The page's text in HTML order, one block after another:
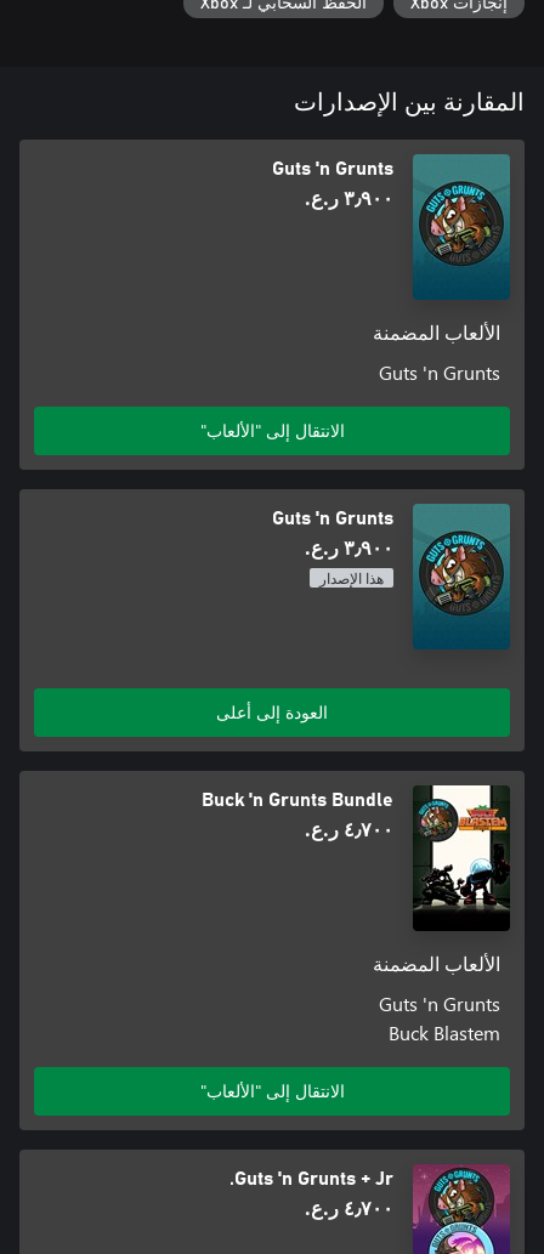
المقارنة بين الإصدارات
Guts 'n Grunts
٣٫٩٠٠ ر.ع.‏
الألعاب المضمنة
Guts 'n Grunts
الانتقال إلى "الألعاب"
Guts 'n Grunts
٣٫٩٠٠ ر.ع.‏
هذا الإصدار
العودة إلى أعلى
Buck 'n Grunts Bundle
٤٫٧٠٠ ر.ع.‏
الألعاب المضمنة
Guts 'n Grunts
Buck Blastem
الانتقال إلى "الألعاب"
Guts 'n Grunts + Jr.
٤٫٧٠٠ ر.ع.‏